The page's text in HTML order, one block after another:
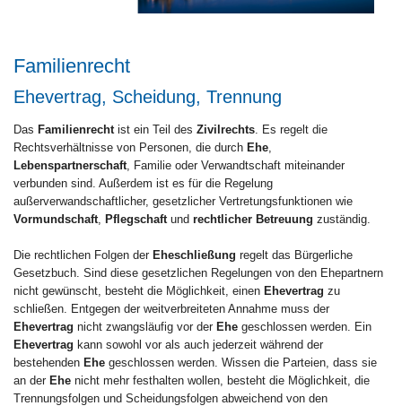
Familienrecht
Ehevertrag, Scheidung, Trennung
Das Familienrecht ist ein Teil des Zivilrechts . Es regelt die
Rechtsverhältnisse von Personen, die durch Ehe
Lebenspartnerschaft , Familie oder Verwandtschaft miteinander
verbunden sind. Außerdem ist es für die Regelung
außerverwandschaftlicher, gesetzlicher Vertretungsfunktionen wie
Vormundschaft Pflegschaft und rechtlicher Betreuung zuständig.
Die rechtlichen Folgen der Eheschließung regelt das Bürgerliche
Gesetzbuch. Sind diese gesetzlichen Regelungen von den Ehepartnern
nicht gewünscht, besteht die Möglichkeit, einen Ehevertrag zu
schließen. Entgegen der weitverbreiteten Annahme muss der
Ehevertrag nicht zwangsläufig vor der Ehe geschlossen werden. Ein
Ehevertrag kann sowohl vor als auch jederzeit während der
bestehenden Ehe geschlossen werden. Wissen die Parteien, dass sie
an der Ehe nicht mehr festhalten wollen, besteht die Möglichkeit, die
Trennungsfolgen und Scheidungsfolgen abweichend von den